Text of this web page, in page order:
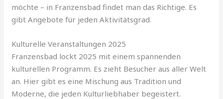
möchte – in Franzensbad findet man das Richtige. Es
gibt Angebote für jeden Aktivitätsgrad.
Kulturelle Veranstaltungen 2025
Franzensbad lockt 2025 mit einem spannenden
kulturellen Programm. Es zieht Besucher aus aller Welt
an. Hier gibt es eine Mischung aus Tradition und
Moderne, die jeden Kulturliebhaber begeistert.